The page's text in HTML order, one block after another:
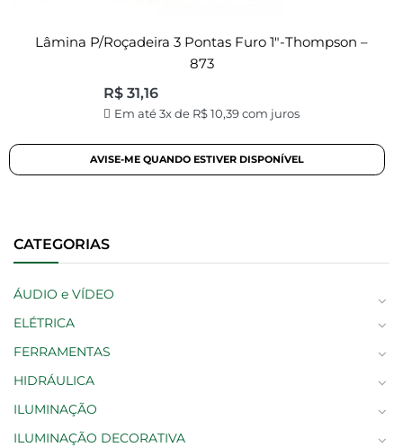
CATEGORIAS
ÁUDIO e VÍDEO
ELÉTRICA
FERRAMENTAS
HIDRÁULICA
ILUMINAÇÃO
ILUMINAÇÃO DECORATIVA
Lâmina P/roçadeira 3 Pontas Furo 1″-Thompson –
873
R$ 31,16
Em até 3x de R$10,39com juros